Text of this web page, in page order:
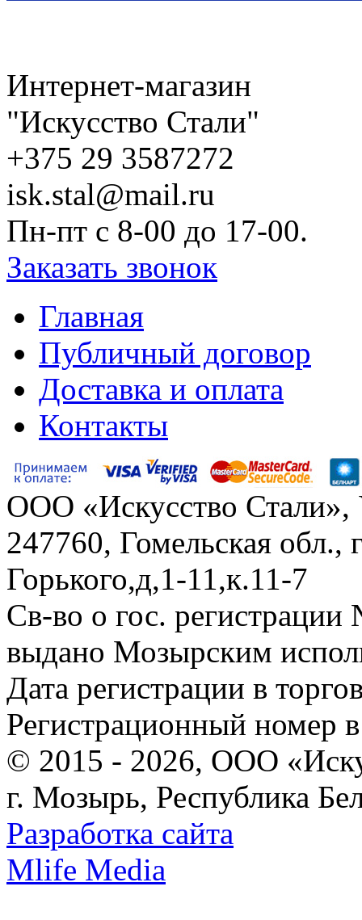
Интернет-магазин
"Искусство Стали"
+375 29 3587272
isk.stal@mail.ru
Пн-пт c 8-00 до 17-00.
Заказать звонок
Главная
Публичный договор
Доставка и оплата
Контакты
ООО «Искусство
247760, Гомельская
Горького,д,1-11,к.11-7
Св-во о гос.
выдано Мозырским
Дата регистрации в
Регистрационный номер
© 2015 - 2026, ООО
г. Мозырь, Республика
Разработка сайта
Mlife Media